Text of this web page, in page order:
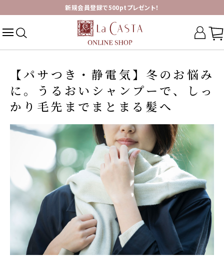
新規会員登録で500ptプレゼント！
【パサつき・静電気】冬のお悩み
に。うるおいシャンプーで、しっ
かり毛先までまとまる髪へ